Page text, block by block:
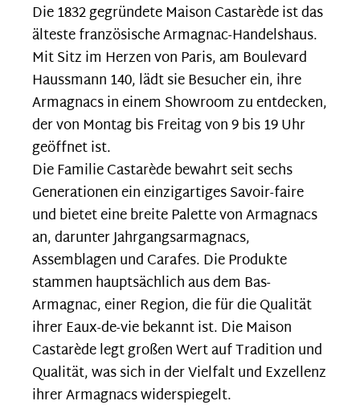
Die 1832 gegründete Maison Castarède ist das
älteste französische Armagnac-Handelshaus.
Mit Sitz im Herzen von Paris, am Boulevard
Haussmann 140, lädt sie Besucher ein, ihre
Armagnacs in einem Showroom zu entdecken,
der von Montag bis Freitag von 9 bis 19 Uhr
geöffnet ist.
Die Familie Castarède bewahrt seit sechs
Generationen ein einzigartiges Savoir-faire
und bietet eine breite Palette von Armagnacs
an, darunter Jahrgangsarmagnacs,
Assemblagen und Carafes. Die Produkte
stammen hauptsächlich aus dem Bas-
Armagnac, einer Region, die für die Qualität
ihrer Eaux-de-vie bekannt ist. Die Maison
Castarède legt großen Wert auf Tradition und
Qualität, was sich in der Vielfalt und Exzellenz
ihrer Armagnacs widerspiegelt.